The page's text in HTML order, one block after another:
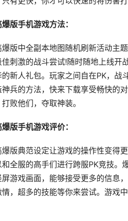
版手机游戏方法：
版中全副本地图随机刷新活动主
刺激的战斗尝试!随时随地上线开
新人礼包。玩家之间自在PK，战
兵的方法，快来下载享受畅快的
败他们，夺取神装。
版手机游戏评价：
版典范设定让游戏的操作性变得
全服的高手们进行跨服PK竞技。
游戏画面，能够接受更多的信息
，超多的技能等你来尝试。游戏